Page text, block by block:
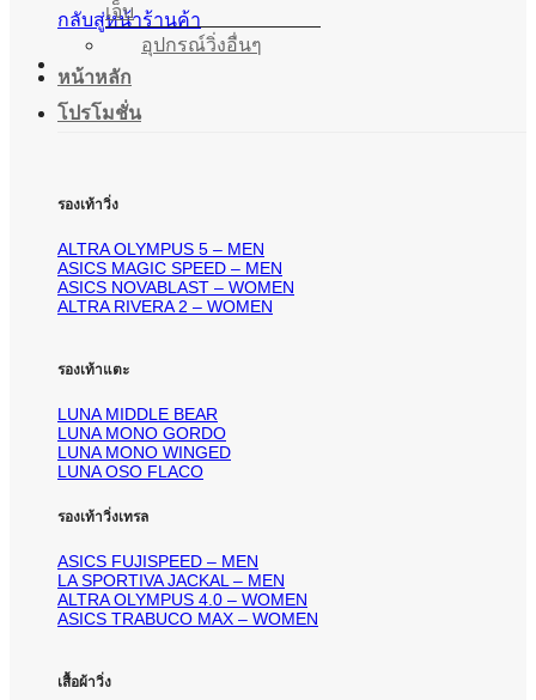
กลับสู่หน้าร้านค้า
เจ็บ
อุปกรณ์วิ่งอื่นๆ
หน้าหลัก
โปรโมชั่น
รองเท้าวิ่ง
ALTRA OLYMPUS 5 – MEN
ASICS MAGIC SPEED – MEN
ASICS NOVABLAST – WOMEN
ALTRA RIVERA 2 – WOMEN
รองเท้าแตะ
LUNA MIDDLE BEAR
LUNA MONO GORDO
LUNA MONO WINGED
LUNA OSO FLACO
รองเท้าวิ่งเทรล
ASICS FUJISPEED – MEN
LA SPORTIVA JACKAL – MEN
ALTRA OLYMPUS 4.0 – WOMEN
ASICS TRABUCO MAX – WOMEN
เสื้อผ้าวิ่ง